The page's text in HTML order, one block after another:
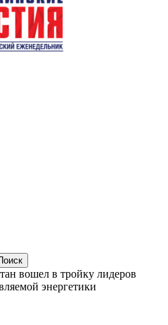
вошел в тройку лидеров
энергетики